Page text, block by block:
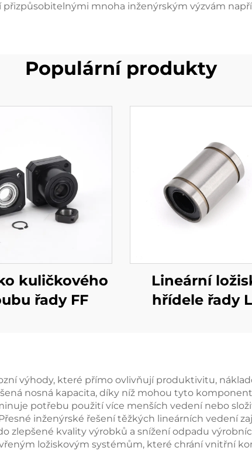
přizpůsobitelnými mnoha inženýrským výzvám
Populární produkty
kuličkového
řady FF
Lineární
hřídele řady
výhody, které přímo ovlivňují produktivitu,
nosná kapacita, díky níž mohou tyto
potřebu použití více menších vedení nebo
inženýrské řešení těžkých lineárních vedení
zlepšené kvality výrobků a snížení odpadu
ložiskovým systémům, které chrání vnitřní